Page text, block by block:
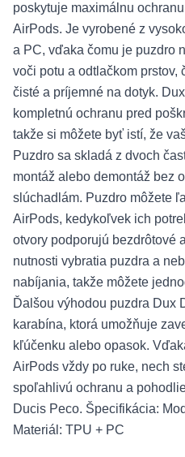
poskytuje maximálnu
AirPods. Je vyrobené z
a PC, vďaka čomu je puzdro
voči potu a odtlačkom prstov,
čisté a príjemné na dotyk.
kompletnú ochranu pred
takže si môžete byť istí, že
Puzdro sa skladá z dvoch
montáž alebo demontáž bez
slúchadlám. Puzdro môžete
AirPods, kedykoľvek ich
otvory podporujú bezdrôtové
nutnosti vybratia puzdra a
nabíjania, takže môžete
Ďalšou výhodou puzdra Dux
karabína, ktorá umožňuje
kľúčenku alebo opasok.
AirPods vždy po ruke, nech
spoľahlivú ochranu a
Ducis Peco. Špecifikácia:
Materiál: TPU + PC